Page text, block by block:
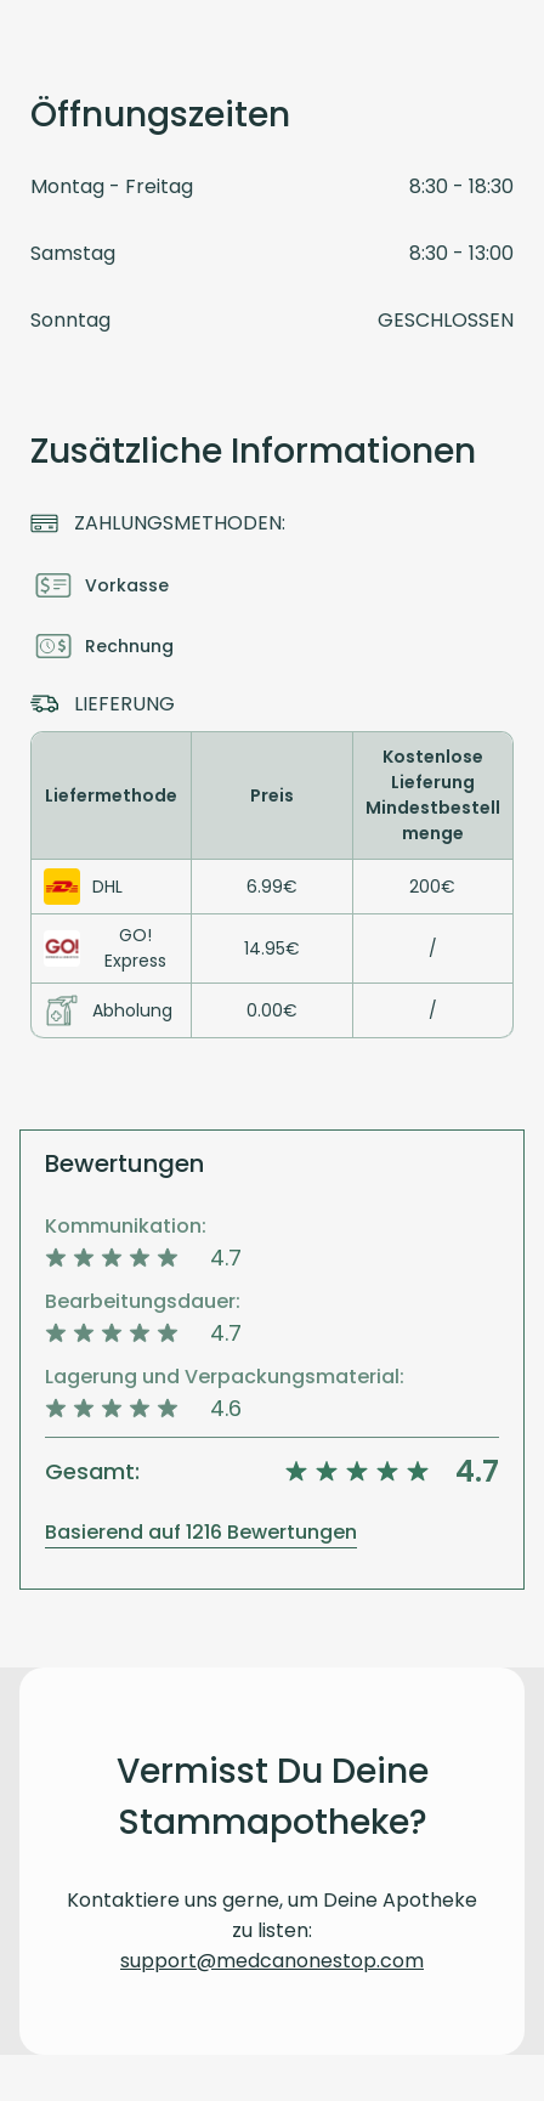
Öffnungszeiten
Montag - Freitag 8:30 - 18:30
Samstag 8:30 - 13:00
Sonntag GESCHLOSSEN
Zusätzliche Informationen
ZAHLUNGSMETHODEN:
Vorkasse
Rechnung
LIEFERUNG
Liefermethode Preis
Kostenlose
Lieferung
Mindestbestell
menge
DHL 6.99€ 200€
GO!
Express
14.95€ /
Abholung 0.00€ /
Bewertungen
Kommunikation:
4.7
Bearbeitungsdauer:
4.7
Lagerung und Verpackungsmaterial:
4.6
Gesamt: 4.7
Basierend auf 1216 Bewertungen
Vermisst Du Deine
Stammapotheke?
Kontaktiere uns gerne, um Deine Apotheke
zu listen:
support@medcanonestop.com